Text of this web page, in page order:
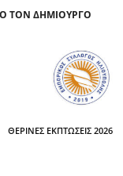
ΤΟΝ ΔΗΜΙΟΥΡΓΟ
ΘΕΡΙΝΕΣ ΕΚΠΤΩΣΕΙΣ 2026